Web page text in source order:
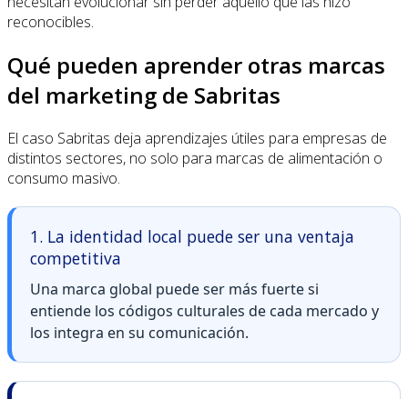
reconocibles.
Qué pueden aprender otras marcas
del marketing de Sabritas
El caso Sabritas deja aprendizajes útiles para empresas de
distintos sectores, no solo para marcas de alimentación o
consumo masivo.
1. La identidad local puede ser una ventaja
competitiva
Una marca global puede ser más fuerte si
entiende los códigos culturales de cada mercado y
los integra en su comunicación.